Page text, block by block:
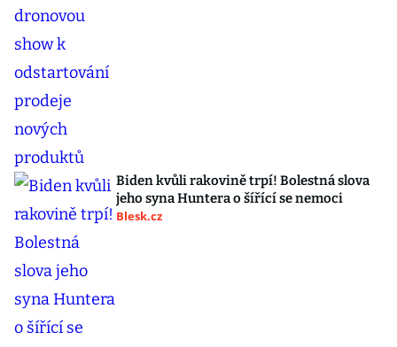
Biden kvůli rakovině trpí! Bolestná slova
jeho syna Huntera o šířící se nemoci
Blesk.cz